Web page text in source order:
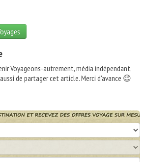
Voyageons-autrement, média indépendant,
de partager cet article. Merci d'avance 😉